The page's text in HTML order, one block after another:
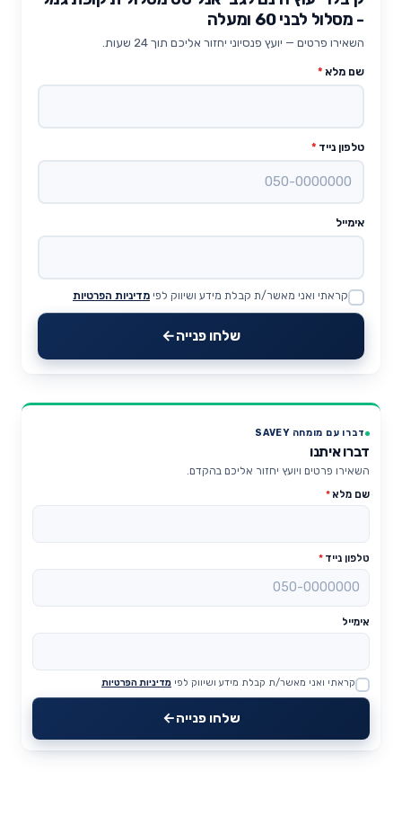
- מסלול לבני 60 ומעלה
השאירו פרטים — יועץ פנסיוני יחזור אליכם תוך 24 שעות.
שם מלא *
טלפון נייד *
אימייל
Website
קראתי ואני מאשר/ת קבלת מידע ושיווק לפי מדיניות הפרטיות
שלחו פנייה
דברו עם מומחה SAVEY
דברו איתנו
השאירו פרטים ויועץ יחזור אליכם בהקדם.
שם מלא*
טלפון נייד *
אימייל
Website
קראתי ואני מאשר/ת קבלת מידע ושיווק לפי מדיניות הפרטיות
שלחו פנייה